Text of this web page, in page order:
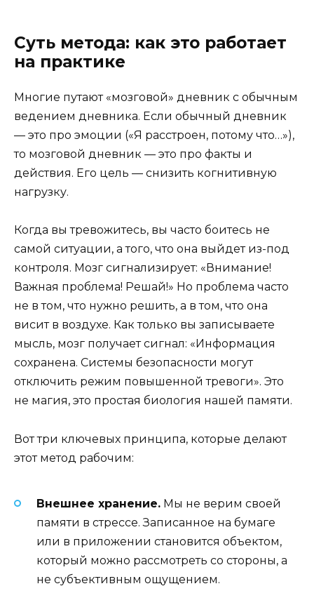
Суть метода: как это работает
на практике
Многие путают «мозговой» дневник с обычным
ведением дневника. Если обычный дневник
— это про эмоции («Я расстроен, потому что…»),
то мозговой дневник — это про факты и
действия. Его цель — снизить когнитивную
нагрузку.
Когда вы тревожитесь, вы часто боитесь не
самой ситуации, а того, что она выйдет из-под
контроля. Мозг сигнализирует: «Внимание!
Важная проблема! Решай!» Но проблема часто
не в том, что нужно решить, а в том, что она
висит в воздухе. Как только вы записываете
мысль, мозг получает сигнал: «Информация
сохранена. Системы безопасности могут
отключить режим повышенной тревоги». Это
не магия, это простая биология нашей памяти.
Вот три ключевых принципа, которые делают
этот метод рабочим:
Внешнее хранение. Мы не верим своей
памяти в стрессе. Записанное на бумаге
или в приложении становится объектом,
который можно рассмотреть со стороны, а
не субъективным ощущением.